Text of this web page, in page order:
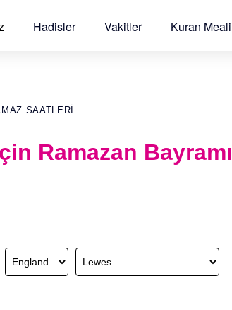
Hadisler Vakitler Kuran Meali
SAATLERI
Ramazan